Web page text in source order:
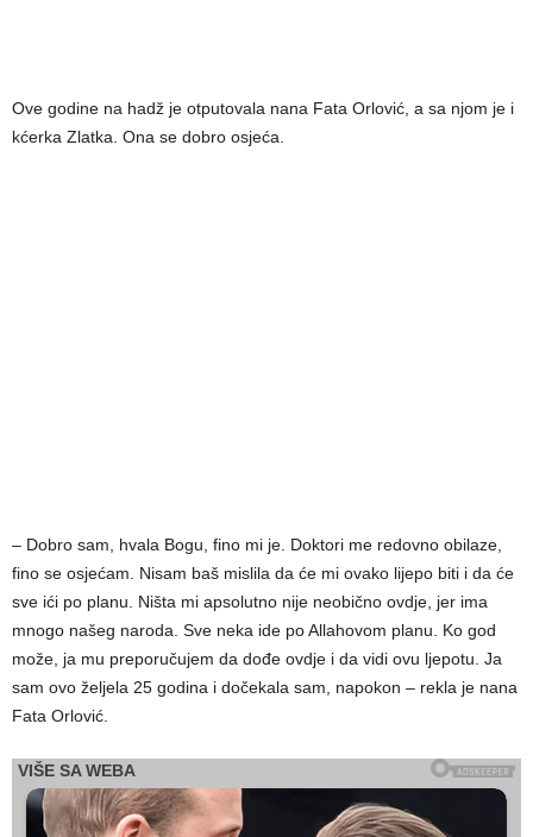
Ove godine na hadž je otputovala nana Fata Orlović, a sa njom je i
kćerka Zlatka. Ona se dobro osjeća.
– Dobro sam, hvala Bogu, fino mi je. Doktori me redovno obilaze,
fino se osjećam. Nisam baš mislila da će mi ovako lijepo biti i da će
sve ići po planu. Ništa mi apsolutno nije neobično ovdje, jer ima
mnogo našeg naroda. Sve neka ide po Allahovom planu. Ko god
može, ja mu preporučujem da dođe ovdje i da vidi ovu ljepotu. Ja
sam ovo željela 25 godina i dočekala sam, napokon – rekla je nana
Fata Orlović.